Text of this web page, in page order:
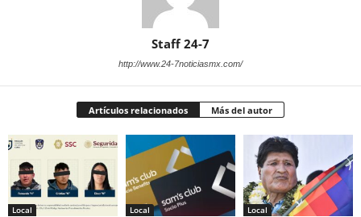
Staff 24-7
http://www.24-7noticiasmx.com/
Artículos relacionados Más del autor
Local Local Local